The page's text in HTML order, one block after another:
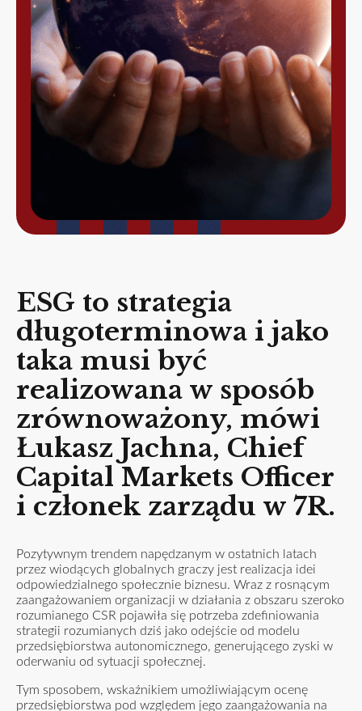
ESG to strategia
długoterminowa i jako
taka musi być
realizowana w sposób
zrównoważony, mówi
Łukasz Jachna, Chief
Capital Markets Officer
i członek zarządu w 7R.
Pozytywnym trendem napędzanym w ostatnich latach
przez wiodących globalnych graczy jest realizacja idei
odpowiedzialnego społecznie biznesu. Wraz z rosnącym
zaangażowaniem organizacji w działania z obszaru szeroko
rozumianego CSR pojawiła się potrzeba zdefiniowania
strategii rozumianych dziś jako odejście od modelu
przedsiębiorstwa autonomicznego, generującego zyski w
oderwaniu od sytuacji społecznej.
Tym sposobem, wskaźnikiem umożliwiającym ocenę
przedsiębiorstwa pod względem jego zaangażowania na